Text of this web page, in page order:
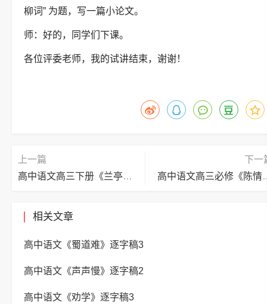
柳词” 为题，写一篇小论文。
师：好的，同学们下课。
各位评委老师，我的试讲结束，谢谢！
上一篇
高中语文高三下册《兰亭集序》逐字稿
下一
高中语文
相关文章
高中语文《蜀道难》逐字稿3
高中语文《声声慢》逐字稿2
高中语文《劝学》逐字稿3